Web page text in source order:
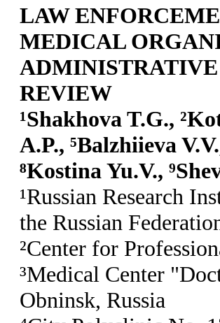
LAW
MEDICAL
REVIEW
¹Shakhova T.G.,
A.P., ⁵Balzhiieva
⁸Kostina Yu.V.,
¹Russian Research
the Russian
²Center for
³Medical Center
Obninsk, Russia